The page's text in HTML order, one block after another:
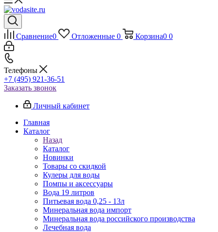
Сравнение0 Отложенные 0 Корзина0 0
Телефоны
+7 (495) 921-36-51
Заказать звонок
Личный кабинет
Главная
Каталог
Назад
Каталог
Новинки
Товары со скидкой
Кулеры для воды
Помпы и аксессуары
Вода 19 литров
Питьевая вода 0,25 - 13л
Минеральная вода импорт
Минеральная вода российского производства
Лечебная вода